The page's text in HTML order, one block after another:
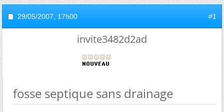
29/05/2007, 17h00 #1
invite3482d2ad
fosse septique sans drainage